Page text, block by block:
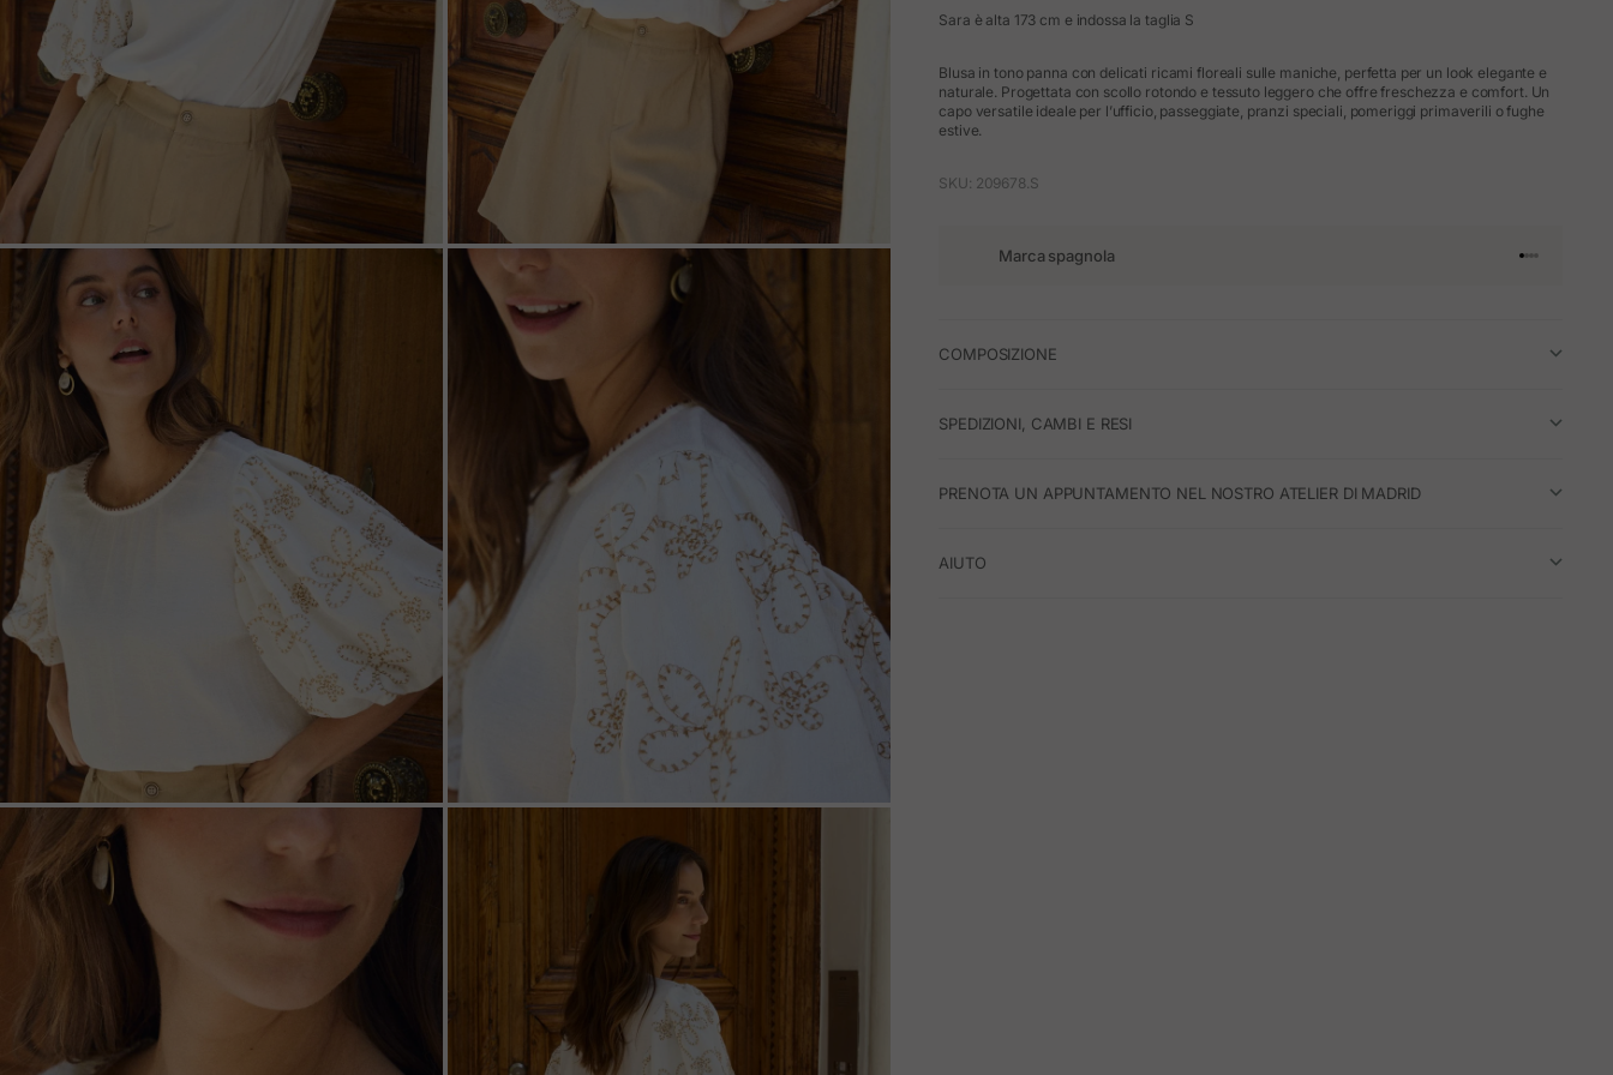
Sara è alta 173 cm e indossa la taglia S
Blusa in tono panna con delicati ricami floreali sulle maniche, perfetta per un look elegante e
naturale. Progettata con scollo rotondo e tessuto leggero che offre freschezza e comfort. Un
capo versatile ideale per l’ufficio, passeggiate, pranzi speciali, pomeriggi primaverili o fughe
estive.
SKU: 209678.S
Marca spagnola Vai
Vai
Vai
Vai
COMPOSIZIONE
SPEDIZIONI, CAMBI E RESI
PRENOTA UN APPUNTAMENTO NEL NOSTRO ATELIER DI MADRID
AIUTO